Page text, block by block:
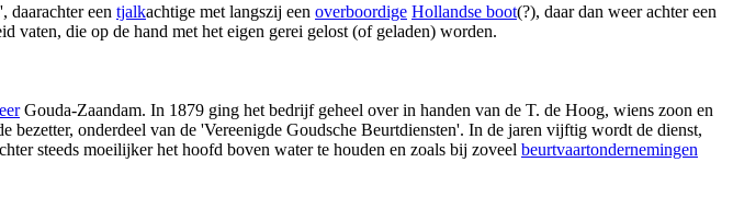
daarachter een tjalkachtige met langszij een overboordige Hollandse boot(?), daar dan weer achter een
vaten, die op de hand met het eigen gerei gelost (of geladen) worden.
Gouda-Zaandam. In 1879 ging het bedrijf geheel over in handen van de T. de Hoog, wiens zoon en
onderdeel van de 'Vereenigde Goudsche Beurtdiensten'. In de jaren vijftig wordt de dienst,
steeds moeilijker het hoofd boven water te houden en zoals bij zoveel beurtvaartondernemingen